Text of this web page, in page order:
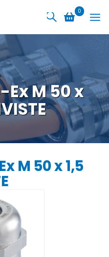
0
M 50 x
M 50 x 1,5